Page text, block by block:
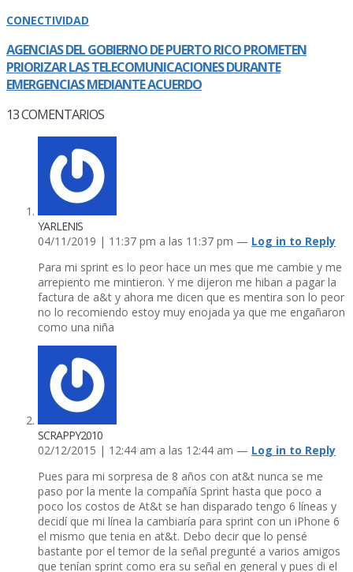
CONECTIVIDAD
AGENCIAS DEL GOBIERNO DE PUERTO RICO PROMETEN
PRIORIZAR LAS TELECOMUNICACIONES DURANTE
EMERGENCIAS MEDIANTE ACUERDO
13COMENTARIOS
YARLENIS
04/11/2019 | 11:37 pm a las 11:37 pm — Log in to Reply
Para mi sprint es lo peor hace un mes que me cambie y me
arrepiento me mintieron. Y me dijeron me hiban a pagar la
factura de a&t y ahora me dicen que es mentira son lo peor
no lo recomiendo estoy muy enojada ya que me engañaron
como una niña
SCRAPPY2010
02/12/2015 | 12:44 am a las 12:44 am — Log in to Reply
Pues para mi sorpresa de 8 años con at&t nunca se me
paso por la mente la compañí­a Sprint hasta que poco a
poco los costos de At&t se han disparado tengo 6 lí­neas y
decidí­ que mi lí­nea la cambiarí­a para sprint con un iPhone 6
el mismo que tenia en at&t. Debo decir que lo pensé
bastante por el temor de la señal pregunté a varios amigos
que tení­an sprint como era su señal en general y pues di el